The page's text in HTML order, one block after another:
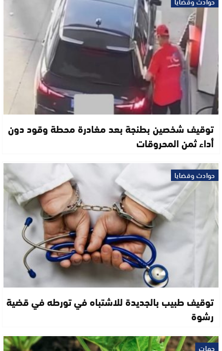
توقيف شخصين بطنجة بعد مغادرة محطة وقود دون
أداء ثمن المحروقات
حوادث وقضايا
توقيف طبيب بالجديدة للاشتباه في تورطه في قضية
رشوة
جهات